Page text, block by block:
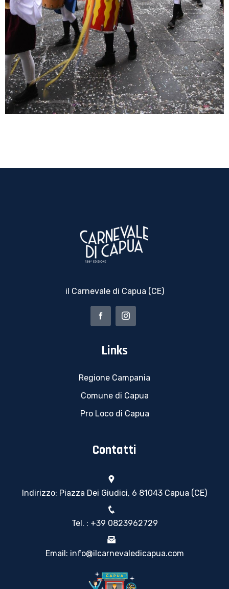
il Carnevale di Capua (CE)
Links
Regione Campania
Comune di Capua
Pro Loco di Capua
Contatti
Indirizzo: Piazza Dei Giudici, 6 81043 Capua (CE)
Tel. : +39 0823962729
Email: info@ilcarnevaledicapua.com